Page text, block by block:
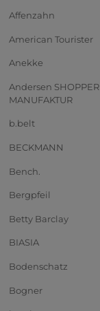
Affenzahn
American Tourister
Anekke
Andersen SHOPPER
MANUFAKTUR
b.belt
BECKMANN
Bench.
Bergpfeil
Betty Barclay
BIASIA
Bodenschatz
Bogner